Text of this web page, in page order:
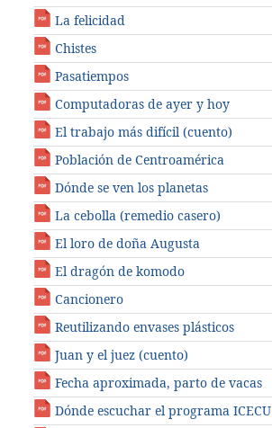
La felicidad
Chistes
Pasatiempos
Computadoras de ayer y hoy
El trabajo más difícil (cuento)
Población de Centroamérica
Dónde se ven los planetas
La cebolla (remedio casero)
El loro de doña Augusta
El dragón de komodo
Cancionero
Reutilizando envases plásticos
Juan y el juez (cuento)
Fecha aproximada, parto de vacas
Dónde escuchar el programa ICECU